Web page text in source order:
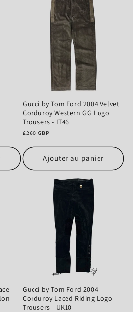
Gucci by Tom Ford 2004 Velvet
Corduroy Western GG Logo
Trousers - IT46
Prix
£260 GBP
Ajouter au panier
Gucci by Tom Ford 2004
Corduroy Laced Riding Logo
Trousers - UK10